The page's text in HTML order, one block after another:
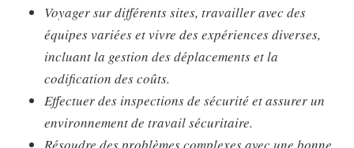
Voyager sur différents sites, travailler avec des
équipes variées et vivre des expériences diverses,
incluant la gestion des déplacements et la
codification des coûts.
Effectuer des inspections de sécurité et assurer un
environnement de travail sécuritaire.